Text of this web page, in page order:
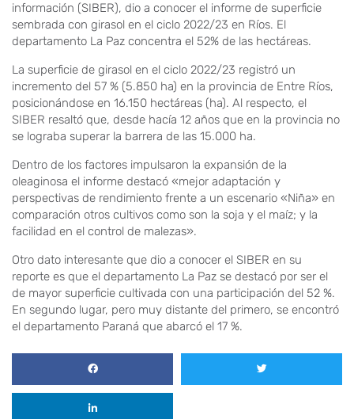
información (SIBER), dio a conocer el informe de superficie
sembrada con girasol en el ciclo 2022/23 en Ríos. El
departamento La Paz concentra el 52% de las hectáreas.
La superficie de girasol en el ciclo 2022/23 registró un
incremento del 57 % (5.850 ha) en la provincia de Entre Ríos,
posicionándose en 16.150 hectáreas (ha). Al respecto, el
SIBER resaltó que, desde hacía 12 años que en la provincia no
se lograba superar la barrera de las 15.000 ha.
Dentro de los factores impulsaron la expansión de la
oleaginosa el informe destacó «mejor adaptación y
perspectivas de rendimiento frente a un escenario «Niña» en
comparación otros cultivos como son la soja y el maíz; y la
facilidad en el control de malezas».
Otro dato interesante que dio a conocer el SIBER en su
reporte es que el departamento La Paz se destacó por ser el
de mayor superficie cultivada con una participación del 52 %.
En segundo lugar, pero muy distante del primero, se encontró
el departamento Paraná que abarcó el 17 %.